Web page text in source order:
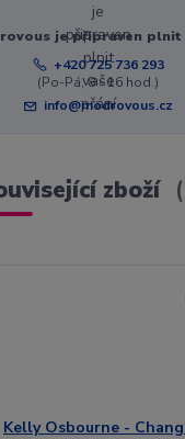
je připraven plnit
+420 725 736 293
(Po-Pá, 8 - 16 hod.)
info@modrovous.cz
zboží